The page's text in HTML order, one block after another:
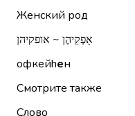
Женский род
אָפְקֵיהֶן ~ אופקיהן
офкейhен
Смотрите также
Слово